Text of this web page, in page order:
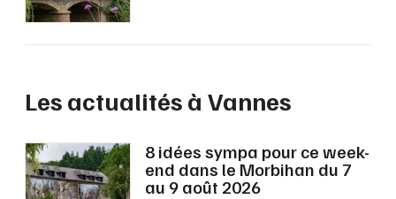
Les actualités à Vannes
8 idées sympa pour ce week-
end dans le Morbihan du 7
au 9 août 2026